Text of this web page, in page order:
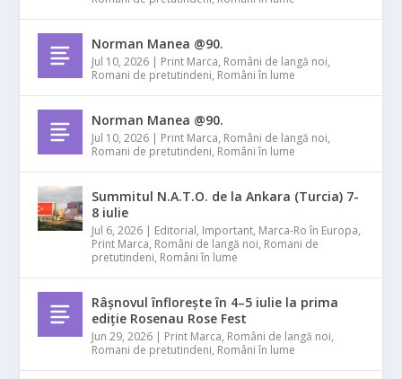
Norman Manea @90.
Jul 10, 2026 | Print Marca, Români de langă noi,
Romani de pretutindeni, Români în lume
Norman Manea @90.
Jul 10, 2026 | Print Marca, Români de langă noi,
Romani de pretutindeni, Români în lume
Summitul N.A.T.O. de la Ankara (Turcia) 7-
8 iulie
Jul 6, 2026 | Editorial, Important, Marca-Ro în Europa,
Print Marca, Români de langă noi, Romani de
pretutindeni, Români în lume
Râșnovul înflorește în 4–5 iulie la prima
ediție Rosenau Rose Fest
Jun 29, 2026 | Print Marca, Români de langă noi,
Romani de pretutindeni, Români în lume